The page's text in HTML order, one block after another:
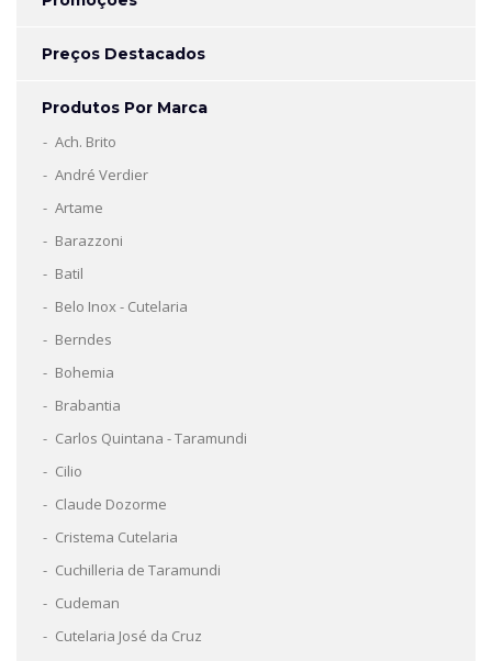
Preços Destacados
Produtos Por Marca
Ach. Brito
André Verdier
Artame
Barazzoni
Batil
Belo Inox - Cutelaria
Berndes
Bohemia
Brabantia
Carlos Quintana - Taramundi
Cilio
Claude Dozorme
Cristema Cutelaria
Cuchilleria de Taramundi
Cudeman
Cutelaria José da Cruz